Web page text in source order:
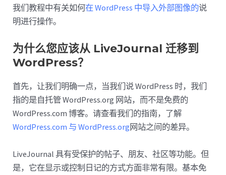
我们教程中有关如何在 WordPress 中导入外部图像的说
明进行操作。
为什么您应该从 LiveJournal 迁移到
WordPress？
首先，让我们明确一点，当我们说 WordPress 时，我们
指的是自托管 WordPress.org 网站，而不是免费的
WordPress.com 博客。请查看我们的指南，了解
WordPress.com 与 WordPress.org网站之间的差异。
LiveJournal 具有受保护的帖子、朋友、社区等功能。但
是，它在显示或控制日记的方式方面非常有限。基本免